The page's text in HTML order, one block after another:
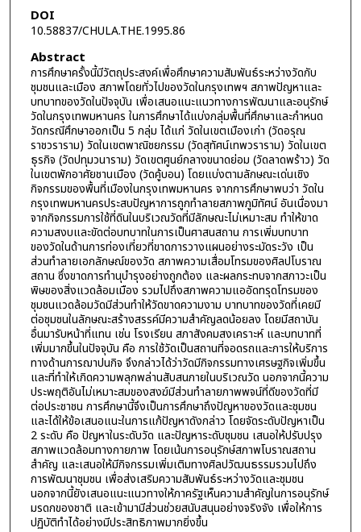
DOI
10.58837/CHULA.THE.1995.86
Abstract
การศึกษาครั้งนี้มีวัตถุประสงค์เพื่อศึกษาความสัมพันธ์ระหว่างวัดกับ
ชุมชนและเมือง สภาพโดยทั่วไปของวัดในกรุงเทพฯ สภาพปัญหาและ
บทบาทของวัดในปัจจุบัน เพื่อเสนอแนะแนวทางการพัฒนาและอนุรักษ์
วัดในกรุงเทพมหานคร ในการศึกษาได้แบ่งกลุ่มพื้นที่ศึกษาและกำหนด
วัดกรณีศึกษาออกเป็น 5 กลุ่ม ได้แก่ วัดในเขตเมืองเก่า (วัดอรุณ
ราชวราราม) วัดในเขตพาณิชยกรรม (วัดสุทัศน์เทพวราราม) วัดในเขต
ธุรกิจ (วัดปทุมวนาราม) วัดเขตศูนย์กลางขนาดย่อม (วัดลาดพร้าว) วัด
ในเขตพักอาศัยชานเมือง (วัดคู้บอน) โดยแบ่งตามลักษณะเด่นเชิง
กิจกรรมของพื้นที่เมืองในกรุงเทพมหานคร จากการศึกษาพบว่า วัดใน
กรุงเทพมหานครประสบปัญหาการถูกทำลายสภาพภูมิทัศน์ อันเนื่องมา
จากกิจกรรมการใช้ที่ดินในบริเวณวัดที่มีลักษณะไม่เหมาะสม ทำให้ขาด
ความสงบและขัดต่อบทบาทในการเป็นศาสนสถาน การเพิ่มบทบาท
ของวัดในด้านการท่องเที่ยวที่ขาดการวางแผนอย่างระมัดระวัง เป็น
ส่วนทำลายเอกลักษณ์ของวัด สภาพความเสื่อมโทรมของศิลปโบราณ
สถาน ซึ่งขาดการทำนุบำรุงอย่างถูกต้อง และผลกระทบจากสภาวะเป็น
พิษของสิ่งแวดล้อมเมือง รวมไปถึงสภาพความแออัดทรุดโทรมของ
ชุมชนแวดล้อมวัดมีส่วนทำให้วัดขาดความงาม บาทบาทของวัดที่เคยมี
ต่อชุมชนในลักษณะสร้างสรรค์มีความสำคัญลดน้อยลง โดยมีสถาบัน
อื่นมารับหน้าที่แทน เช่น โรงเรียน สภาสังคมสงเคราะห์ และบทบาทที่
เพิ่มมากขึ้นในปัจจุบัน คือ การใช้วัดเป็นสถานที่จอดรถและการให้บริการ
ทางด้านการฌาปนกิจ จึงกล่าวได้ว่าวัดมีกิจกรรมทางเศรษฐกิจเพิ่มขึ้น
และที่ทำให้เกิดความพลุกพล่านสับสนภายในบริเวณวัด นอกจากนี้ความ
ประพฤติอันไม่เหมาะสมของสงฆ์มีส่วนทำลายภาพพจน์ที่ดีของวัดที่มี
ต่อประชาชน การศึกษานี้จึงเป็นการศึกษาถึงปัญหาของวัดและชุมชน
และได้ให้ข้อเสนอแนะในการแก้ปัญหาดังกล่าว โดยจัดระดับปัญหาเป็น
2 ระดับ คือ ปัญหาในระดับวัด และปัญหาระดับชุมชน เสนอให้ปรับปรุง
สภาพแวดล้อมทางกายภาพ โดยเน้นการอนุรักษ์สภาพโบราณสถาน
สำคัญ และเสนอให้มีกิจกรรมเพิ่มเติมทางศิลปวัฒนธรรมรวมไปถึง
การพัฒนาชุมชน เพื่อส่งเสริมความสัมพันธ์ระหว่างวัดและชุมชน
นอกจากนี้ยังเสนอแนะแนวทางให้ภาครัฐเห็นความสำคัญในการอนุรักษ์
มรดกของชาติ และเข้ามามีส่วนช่วยสนับสนุนอย่างจริงจัง เพื่อให้การ
ปฏิบัติทำได้อย่างมีประสิทธิภาพมากยิ่งขึ้น